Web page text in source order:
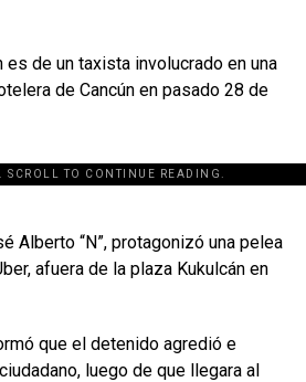
es de un taxista involucrado en una
de Cancún en pasado 28 de
SCROLL TO CONTINUE READING.
id="243463"]
Alberto “N”, protagonizó una pelea
afuera de la plaza Kukulcán en
que el detenido agredió e
luego de que llegara al